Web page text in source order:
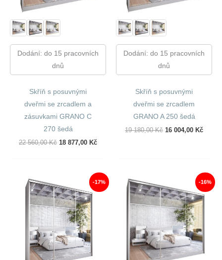
Dodání: do 15 pracovních
dnů
Skříň s posuvnými
dveřmi se zrcadlem a
zásuvkami GRANO C
270 šedá
22 560,00Kč Původní
18 877,00 KčAktuální
877,00 Kč.
Dodání: do 15 pracovních
dnů
Skříň s posuvnými
dveřmi se zrcadlem
GRANO A 250 šedá
19 180,00Kč Původní
16 004,00 Kč
-17% -16%